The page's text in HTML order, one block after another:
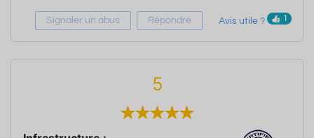
Signaler un abus Répondre Avis utile ? 1
5